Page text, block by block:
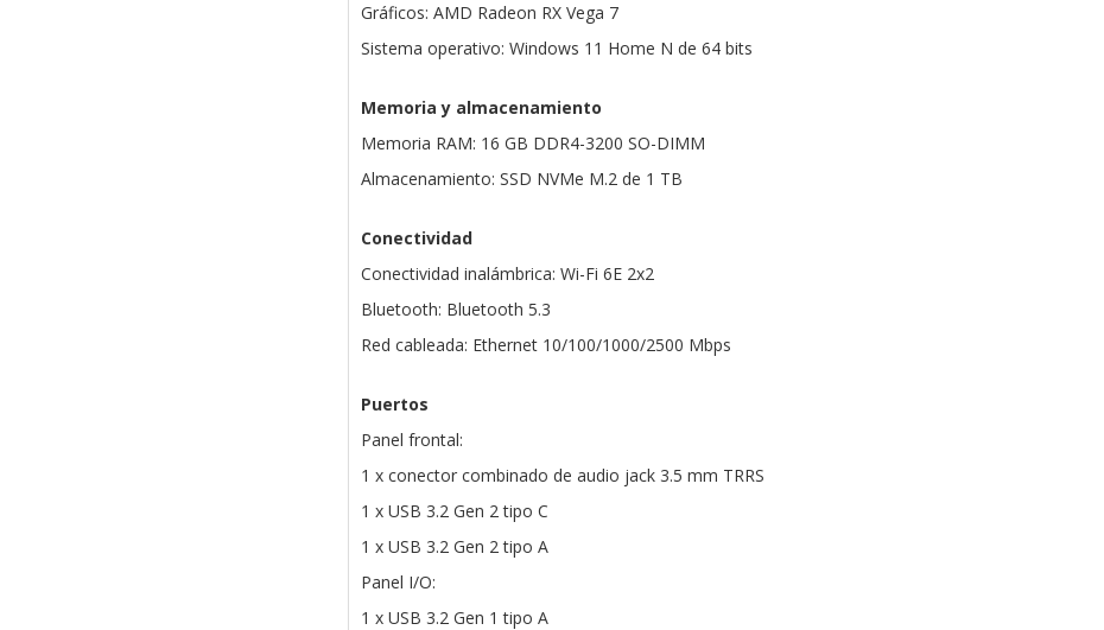
Gráficos: AMD Radeon RX Vega 7
Sistema operativo: Windows 11 Home N de 64 bits
Memoria y almacenamiento
Memoria RAM: 16 GB DDR4-3200 SO-DIMM
Almacenamiento: SSD NVMe M.2 de 1 TB
Conectividad
Conectividad inalámbrica: Wi-Fi 6E 2x2
Bluetooth: Bluetooth 5.3
Red cableada: Ethernet 10/100/1000/2500 Mbps
Puertos
Panel frontal:
1 x conector combinado de audio jack 3.5 mm TRRS
1 x USB 3.2 Gen 2 tipo C
1 x USB 3.2 Gen 2 tipo A
Panel I/O:
1 x USB 3.2 Gen 1 tipo A